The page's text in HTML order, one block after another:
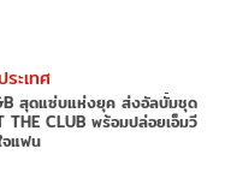
ะเทศ
สุดแซ่บแห่งยุค ส่งอัลบั้มชุด
THE CLUB พร้อมปล่อยเอ็มวี
จแฟน